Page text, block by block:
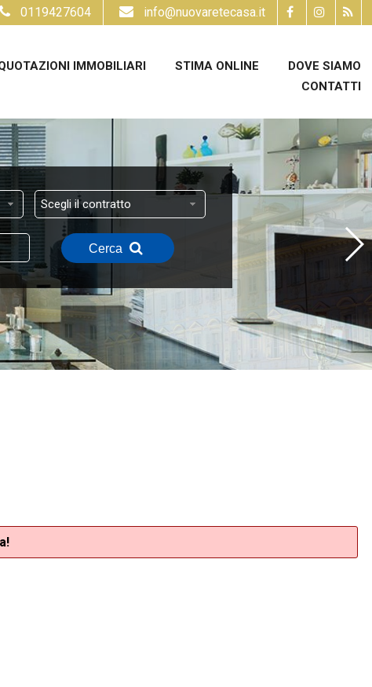
IMMOBILIARI STIMA ONLINE
DOVE SIAMO
CONTATTI
info@nuovaretecasa.it
0119427604
Scegli il contratto
Cerca